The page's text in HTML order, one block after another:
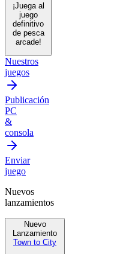
¡Juega al
juego
definitivo
de pesca
arcade!
Nuestros
juegos
Publicación
PC
&
consola
Enviar
juego
Nuevos
lanzamientos
Nuevo
Lanzamiento
Town to City